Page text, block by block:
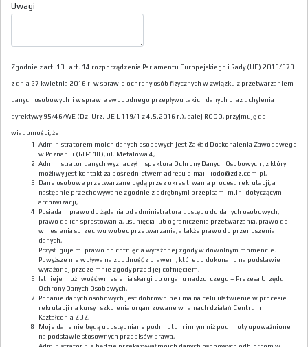
Uwagi
Zgodnie z art. 13 i art. 14 rozporządzenia Parlamentu Europejskiego i Rady (UE) 2016/679
z dnia 27 kwietnia 2016 r. w sprawie ochrony osób fizycznych w związku z przetwarzaniem
danych osobowych i w sprawie swobodnego przepływu takich danych oraz uchylenia
dyrektywy 95/46/WE (Dz. Urz. UE L 119/1 z 4.5.2016 r.), dalej RODO, przyjmuję do
wiadomości, że:
Administratorem moich danych osobowych jest Zakład Doskonalenia Zawodowego
w Poznaniu (60-118), ul. Metalowa 4,
Administrator danych wyznaczył Inspektora Ochrony Danych Osobowych , z którym
możliwy jest kontakt za pośrednictwem adresu e-mail: iodo@zdz.com.pl,
Dane osobowe przetwarzane będą przez okres trwania procesu rekrutacji, a
następnie przechowywane zgodnie z odrębnymi przepisami m.in. dotyczącymi
archiwizacji,
Posiadam prawo do żądania od administratora dostępu do danych osobowych,
prawo do ich sprostowania, usunięcia lub ograniczenia przetwarzania, prawo do
wniesienia sprzeciwu wobec przetwarzania, a także prawo do przenoszenia
danych,
Przysługuje mi prawo do cofnięcia wyrażonej zgody w dowolnym momencie.
Powyższe nie wpływa na zgodność z prawem, którego dokonano na podstawie
wyrażonej przeze mnie zgody przed jej cofnięciem,
Istnieje możliwość wniesienia skargi do organu nadzorczego – Prezesa Urzędu
Ochrony Danych Osobowych,
Podanie danych osobowych jest dobrowolne i ma na celu ułatwienie w procesie
rekrutacji na kursy i szkolenia organizowane w ramach działań Centrum
Kształcenia ZDZ,
Moje dane nie będą udostępniane podmiotom innym niż podmioty upoważnione
na podstawie stosownych przepisów prawa,